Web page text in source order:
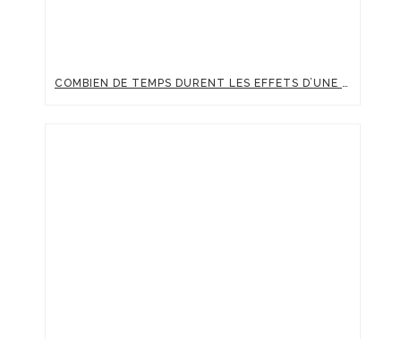
COMBIEN DE TEMPS DURENT LES EFFETS D’UNE INJECTION D’ACIDE HYALURONIQUE ?